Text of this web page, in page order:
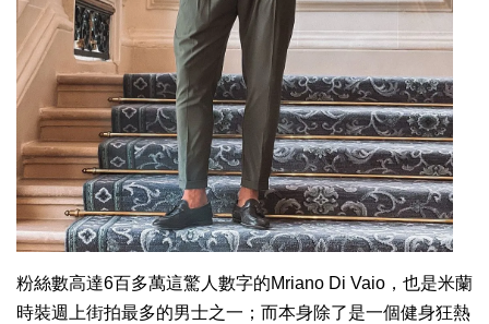
粉絲數高達6百多萬這驚人數字的Mriano Di Vaio，也是米蘭
時裝週上街拍最多的男士之一；而本身除了是一個健身狂熱